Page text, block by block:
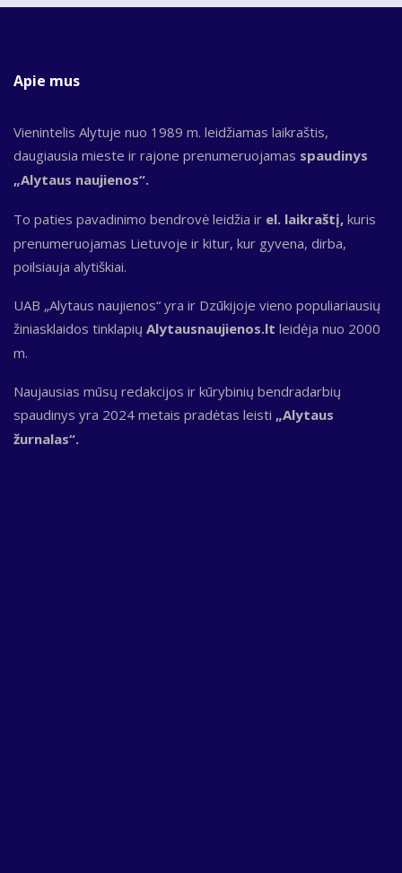
Apie mus
Vienintelis Alytuje nuo 1989 m. leidžiamas laikraštis,
daugiausia mieste ir rajone prenumeruojamas spaudinys
„Alytaus naujienos“.
To paties pavadinimo bendrovė leidžia ir el. laikraštį, kuris
prenumeruojamas Lietuvoje ir kitur, kur gyvena, dirba,
poilsiauja alytiškiai.
UAB „Alytaus naujienos“ yra ir Dzūkijoje vieno populiariausių
žiniasklaidos tinklapių Alytausnaujienos.lt leidėja nuo 2000
m.
Naujausias mūsų redakcijos ir kūrybinių bendradarbių
spaudinys yra 2024 metais pradėtas leisti „Alytaus
žurnalas“.